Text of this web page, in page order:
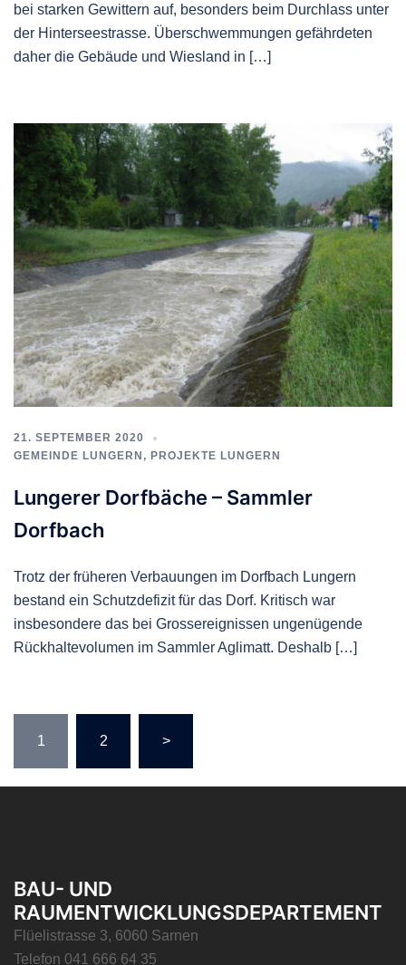
bei starken Gewittern auf, besonders beim Durchlass unter
der Hinterseestrasse. Überschwemmungen gefährdeten
daher die Gebäude und Wiesland in […]
21. SEPTEMBER 2020
GEMEINDE LUNGERN , PROJEKTE LUNGERN
Lungerer Dorfbäche – Sammler
Dorfbach
Trotz der früheren Verbauungen im Dorfbach Lungern
bestand ein Schutzdefizit für das Dorf. Kritisch war
insbesondere das bei Grossereignissen ungenügende
Rückhaltevolumen im Sammler Aglimatt. Deshalb […]
Seitennummerierung
Beiträge
1 2 >
BAU- UND
RAUMENTWICKLUNGSDEPARTEMENT
Flüelistrasse 3, 6060 Sarnen
Telefon 041 666 64 35